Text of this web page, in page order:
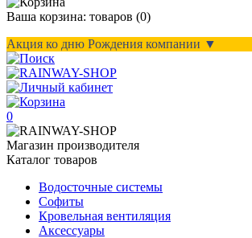
Ваша корзина: товаров (0)
Акция ко дню Рождения компании ▼
0
Магазин производителя
Каталог товаров
Водосточные системы
Софиты
Кровельная вентиляция
Аксессуары